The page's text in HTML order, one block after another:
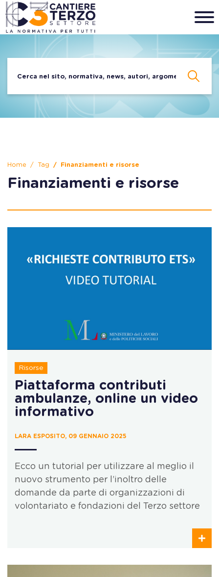
Home Tag Finanziamenti e risorse
Finanziamenti e risorse
Risorse
Piattaforma contributi
ambulanze, online un video
informativo
LARA ESPOSITO, 09 GENNAIO 2025
Ecco un tutorial per utilizzare al meglio il
nuovo strumento per l’inoltro delle
domande da parte di organizzazioni di
volontariato e fondazioni del Terzo settore